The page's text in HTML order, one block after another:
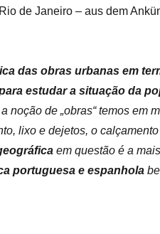
de Janeiro – aus dem
das obras urbanas em
estudar a situação da
noção de „obras“ temos em
lixo e dejetos, o
em questão é a
portuguesa e espanhola